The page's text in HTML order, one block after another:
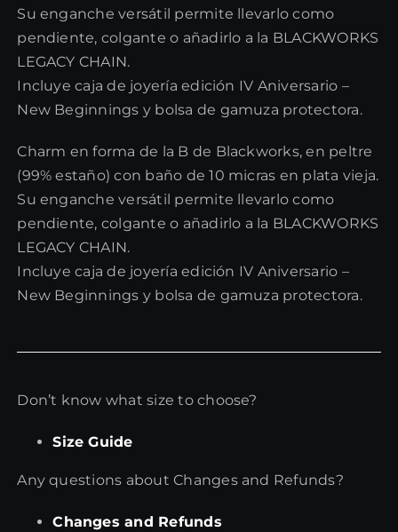
Su enganche versátil permite llevarlo como
pendiente, colgante o añadirlo a la BLACKWORKS
LEGACY CHAIN.
Incluye caja de joyería edición IV Aniversario –
New Beginnings y bolsa de gamuza protectora.
Charm en forma de la B de Blackworks, en peltre
(99% estaño) con baño de 10 micras en plata vieja.
Su enganche versátil permite llevarlo como
pendiente, colgante o añadirlo a la BLACKWORKS
LEGACY CHAIN.
Incluye caja de joyería edición IV Aniversario –
New Beginnings y bolsa de gamuza protectora.
Don’t know what size to choose?
Size Guide
Any questions about Changes and Refunds?
Changes and Refunds